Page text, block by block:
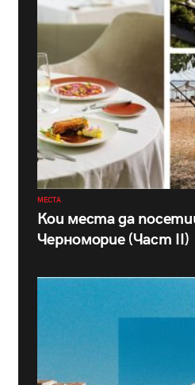
МЕСТА
Кои места да
Черноморие (Част II)